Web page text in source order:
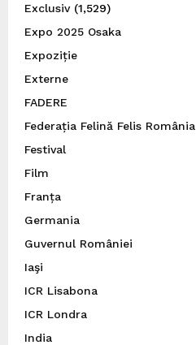
Exclusiv(1,529)
Expo 2025 Osaka
Expoziție
Externe
FADERE
Federația Felină Felis România
Festival
Film
Franța
Germania
Guvernul României
Iaşi
ICR Lisabona
ICR Londra
India